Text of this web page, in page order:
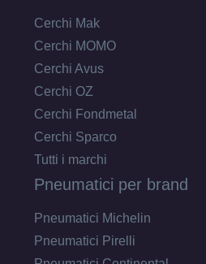
Cerchi Mak
Cerchi MOMO
Cerchi Avus
Cerchi OZ
Cerchi Fondmetal
Cerchi Sparco
Tutti i marchi
Pneumatici per brand
Pneumatici Michelin
Pneumatici Pirelli